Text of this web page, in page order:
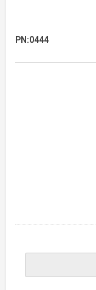
PN:0444